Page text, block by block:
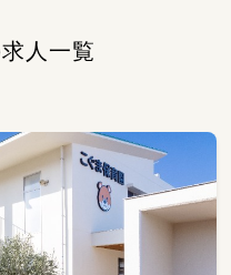
人一覧